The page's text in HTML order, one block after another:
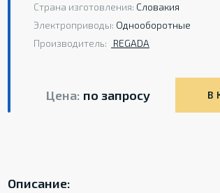
Страна изготовления: Словакия
Электроприводы: Однооборотные
Производитель:
REGADA
Цена: по запросу В
Описание: